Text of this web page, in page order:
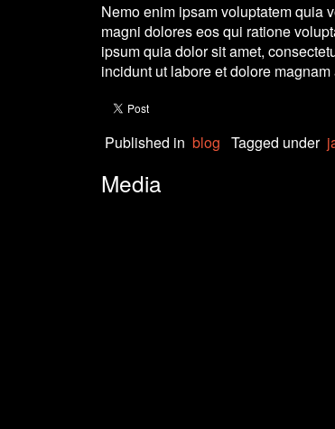
Nemo enim ipsam voluptatem quia
magni dolores eos qui ratione
ipsum quia dolor sit amet,
incidunt ut labore et dolore
Published in blog Tagged under
Media